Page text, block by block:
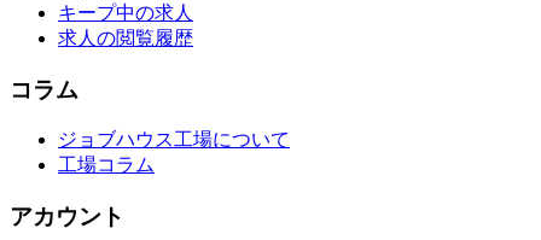
キープ中の求人
求人の閲覧履歴
コラム
ジョブハウス工場について
工場コラム
アカウント